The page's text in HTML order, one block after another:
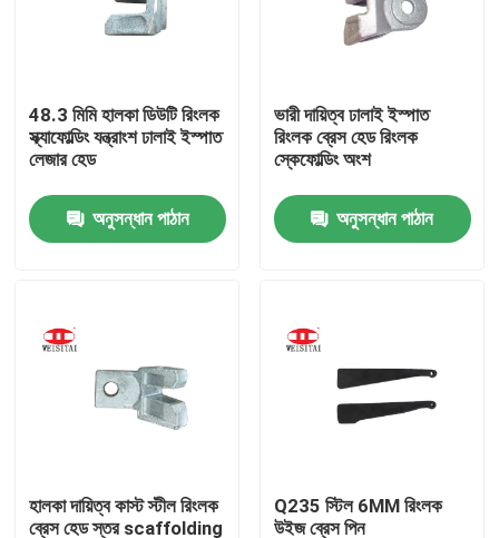
আমাদের সম্পর্কে
কারখানা ভ্রমণ
মান নিয়ন্ত্রণ
যোগাযোগ করুন
ফ্রেম ভারা পার্টস
48.3 মিমি হালকা ডিউটি রিংলক
স্ক্যাফোল্ডিং যন্ত্রাংশ ঢালাই ইস্পাত
লেজার হেড
অনুসন্ধান পাঠান
ভারী দায়িত্ব ঢালাই ইস্পাত
রিংলক ব্রেস হেড রিংলক
স্কেফোল্ডিং অংশ
অনুসন্ধান পাঠান
হালকা দায়িত্ব কাস্ট স্টীল রিংলক
ব্রেস হেড স্তর scaffolding
Q235 স্টিল 6MM রিংলক
উইজ ব্রেস পিন